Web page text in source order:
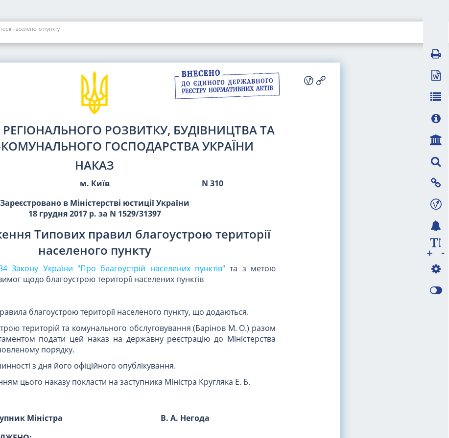
населеного пункту
РЕГІОНАЛЬНОГО РОЗВИТКУ, БУДІВНИЦТВА ТА
ГОСПОДАРСТВА УКРАЇНИ
НАКАЗ
м. Київ
N 310
Зареєстровано в Міністерстві юстиції України
18 грудня 2017 р. за N 1529/31397
Типових правил благоустрою території
населеного пункту
34 Закону України "Про благоустрій населених пунктів" та з метою
щодо благоустрою території населених пунктів
благоустрою території населеного пункту, що додаються.
територій та комунального обслуговування (Барінов М. О.) разом
подати цей наказ на державну реєстрацію до Міністерства
порядку.
з дня його офіційного опублікування.
цього наказу покласти на заступника Міністра Кругляка Е. Б.
Міністра
В. А. Негода
-
+